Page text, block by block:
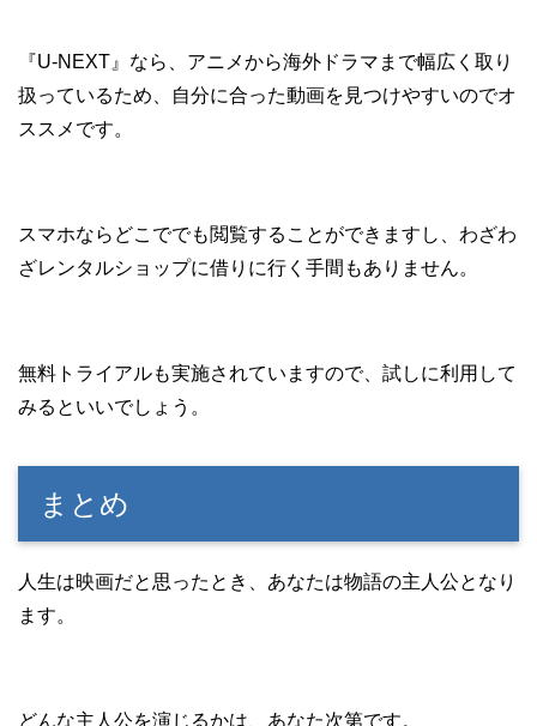
『U-NEXT』なら、アニメから海外ドラマまで幅広く取り
扱っているため、自分に合った動画を見つけやすいのでオ
ススメです。
スマホならどこででも閲覧することができますし、わざわ
ざレンタルショップに借りに行く手間もありません。
無料トライアルも実施されていますので、試しに利用して
みるといいでしょう。
まとめ
人生は映画だと思ったとき、あなたは物語の主人公となり
ます。
どんな主人公を演じるかは、あなた次第です。